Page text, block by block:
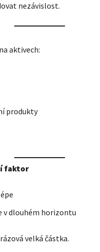
nezávislost.
aktivech:
produkty
faktor
v dlouhém horizontu
velká částka.